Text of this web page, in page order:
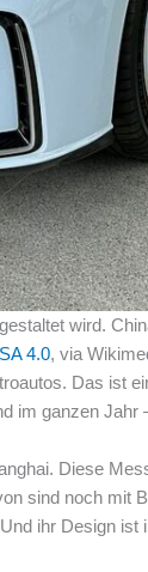
wird.
4.0, via
Das ist
im ganzen
Diese
sind noch mit
ihr Design ist